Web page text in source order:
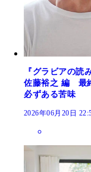
『グラビアの読
佐藤裕之 編 最
必ずある苦味
2026年06月20日